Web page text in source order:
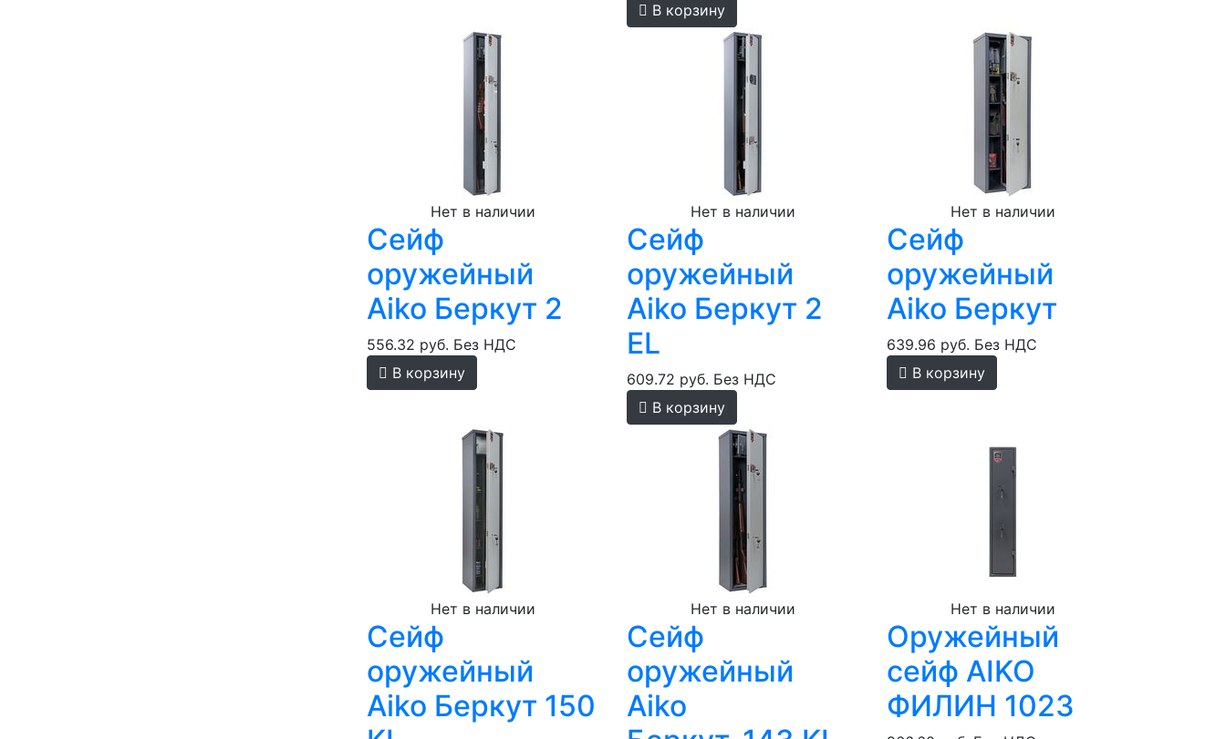
В корзину
Нет в наличии
Сейф
оружейный
Aiko Беркут 2
556.32 руб. Без НДС
В корзину
Нет в наличии
Сейф
оружейный
Aiko Беркут 2
EL
609.72 руб. Без НДС
В корзину
Нет в наличии
Сейф
оружейный
Aiko Беркут
639.96 руб. Без НДС
В корзину
Нет в наличии
Сейф
оружейный
Aiko Беркут 150
Нет в наличии
Сейф
оружейный
Aiko
Нет в наличии
Оружейный
сейф AIKO
ФИЛИН 1023